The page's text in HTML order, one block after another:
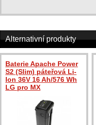
Alternativní produkty
Baterie Apache Power
S2 (Slim) páteřová Li-
Ion 36V 16 Ah/576 Wh
LG pro MX